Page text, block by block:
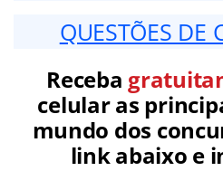
QUESTÕES DE
Receba
celular as
mundo dos
link abaixo e